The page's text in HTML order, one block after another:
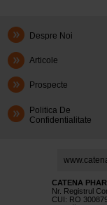
Despre Noi
Articole
Prospecte
Politica De
Confidentialitate
CATENA
Nr. Registrul
CUI: RO